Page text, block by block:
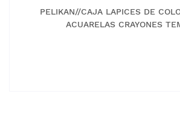
PELIKAN//CAJA LAPICES DE
ACUARELAS CRAYONES